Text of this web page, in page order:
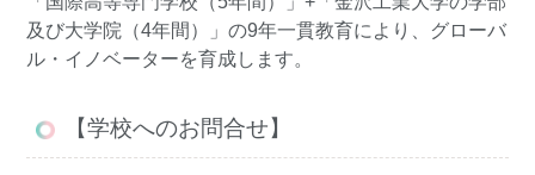
及び大学院（4年間）」の9年一貫教育により、グローバ
ル・イノベーターを育成します。
【学校へのお問合せ】